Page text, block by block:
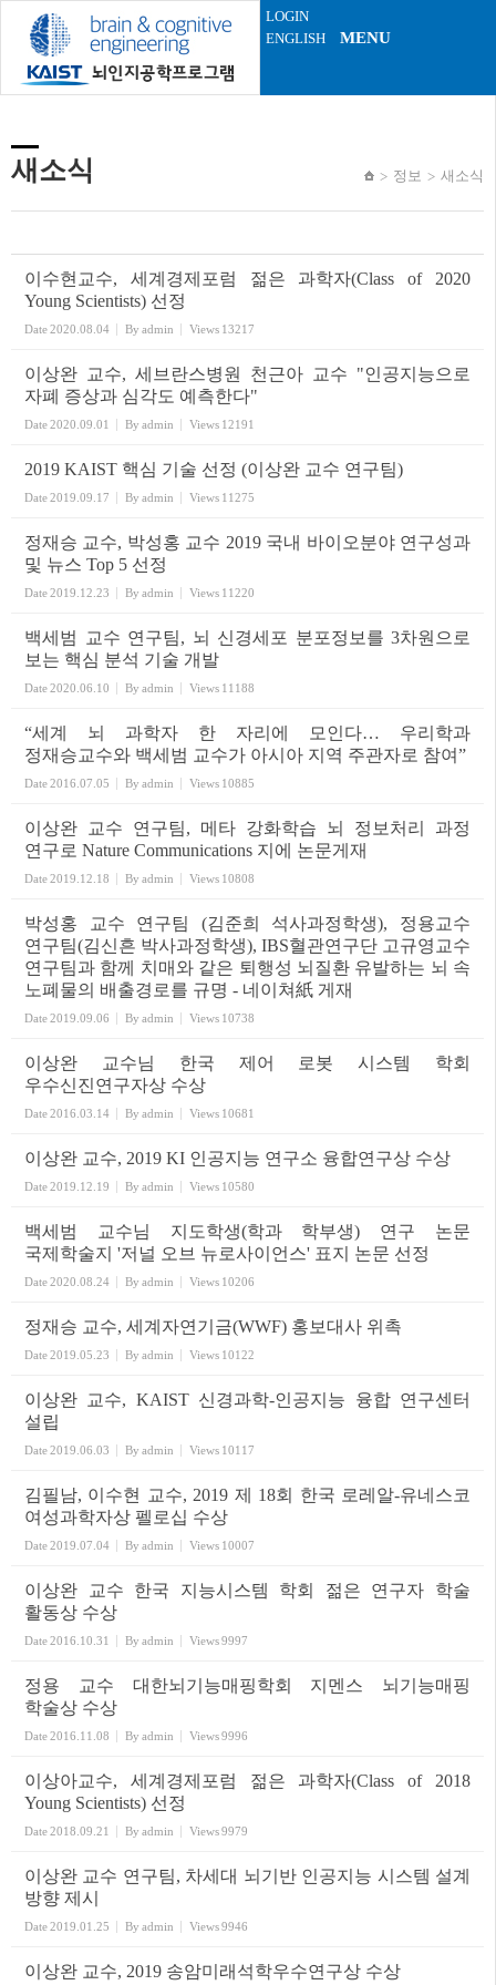
LOGIN
ENGLISH
MENU
새소식 정보 새소식
이수현교수, 세계경제포럼 젊은 과학자(Class of 2020
Young Scientists) 선정
Date2020.08.04 By admin Views 13217
이상완 교수, 세브란스병원 천근아 교수 "인공지능으로
자폐 증상과 심각도 예측한다"
Date2020.09.01 By admin Views 12191
2019 KAIST 핵심 기술 선정 (이상완 교수 연구팀)
Date2019.09.17 By admin Views 11275
정재승 교수, 박성홍 교수 2019 국내 바이오분야 연구성과
및 뉴스 Top 5 선정
Date2019.12.23 By admin Views 11220
백세범 교수 연구팀, 뇌 신경세포 분포정보를 3차원으로
보는 핵심 분석 기술 개발
Date2020.06.10 By admin Views 11188
“세계 뇌 과학자 한 자리에 모인다… 우리학과
정재승교수와 백세범 교수가 아시아 지역 주관자로 참여”
Date2016.07.05 By admin Views 10885
이상완 교수 연구팀, 메타 강화학습 뇌 정보처리 과정
연구로 Nature Communications 지에 논문게재
Date2019.12.18 By admin Views 10808
박성홍 교수 연구팀 (김준희 석사과정학생), 정용교수
연구팀(김신흔 박사과정학생), IBS혈관연구단 고규영교수
연구팀과 함께 치매와 같은 퇴행성 뇌질환 유발하는 뇌 속
노폐물의 배출경로를 규명 - 네이쳐紙 게재
Date2019.09.06 By admin Views 10738
이상완 교수님 한국 제어 로봇 시스템 학회
우수신진연구자상 수상
Date2016.03.14 By admin Views 10681
이상완 교수, 2019 KI 인공지능 연구소 융합연구상 수상
Date2019.12.19 By admin Views 10580
백세범 교수님 지도학생(학과 학부생) 연구 논문
국제학술지 '저널 오브 뉴로사이언스' 표지 논문 선정
Date2020.08.24 By admin Views 10206
정재승 교수, 세계자연기금(WWF) 홍보대사 위촉
Date2019.05.23 By admin Views 10122
이상완 교수, KAIST 신경과학-인공지능 융합 연구센터
설립
Date2019.06.03 By admin Views 10117
김필남, 이수현 교수, 2019 제 18회 한국 로레알-유네스코
여성과학자상 펠로십 수상
Date2019.07.04 By admin Views 10007
이상완 교수 한국 지능시스템 학회 젊은 연구자 학술
활동상 수상
Date2016.10.31 By admin Views9997
정용 교수 대한뇌기능매핑학회 지멘스 뇌기능매핑
학술상 수상
Date2016.11.08 By admin Views9996
이상아교수, 세계경제포럼 젊은 과학자(Class of 2018
Young Scientists) 선정
Date2018.09.21 By admin Views9979
이상완 교수 연구팀, 차세대 뇌기반 인공지능 시스템 설계
방향 제시
Date2019.01.25 By admin Views9946
이상완 교수, 2019 송암미래석학우수연구상 수상